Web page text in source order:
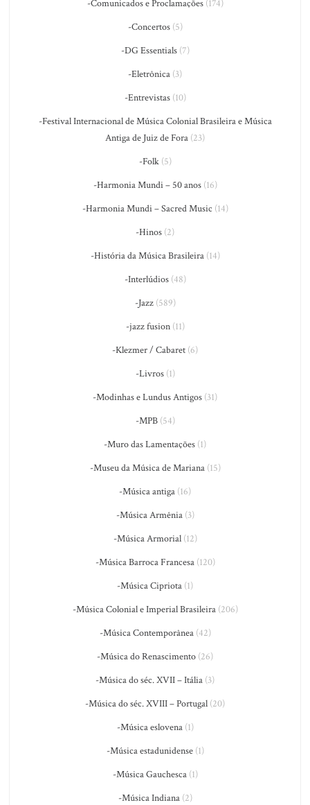
-Comunicados e Proclamações(174)
-Concertos(5)
-DG Essentials(7)
-Eletrônica (3)
-Entrevistas(10)
-Festival Internacional de Música Colonial Brasileira e Música
Antiga de Juiz de Fora (23)
-Folk(5)
-Harmonia Mundi – 50 anos(16)
-Harmonia Mundi – Sacred Music (14)
-Hinos (2)
-História da Música Brasileira(14)
-Interlúdios(48)
-Jazz(589)
-jazz fusion(11)
-Klezmer / Cabaret (6)
-Livros(1)
-Modinhas e Lundus Antigos (31)
-MPB(54)
-Muro das Lamentações (1)
-Museu da Música de Mariana(15)
-Música antiga (16)
-Música Armênia(3)
-Música Armorial(12)
-Música Barroca Francesa(120)
-Música Cipriota (1)
-Música Colonial e Imperial Brasileira(206)
-Música Contemporânea(42)
-Música do Renascimento (26)
-Música do séc. XVII – Itália (3)
-Música do séc. XVIII – Portugal (20)
-Música eslovena(1)
-Música estadunidense(1)
-Música Gauchesca(1)
-Música Indiana(2)